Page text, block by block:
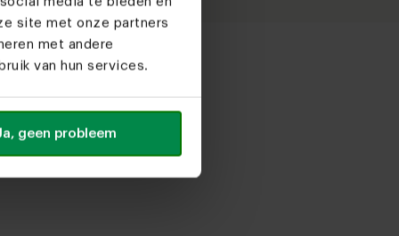
site met onze partners
met andere
van hun services.
geen probleem